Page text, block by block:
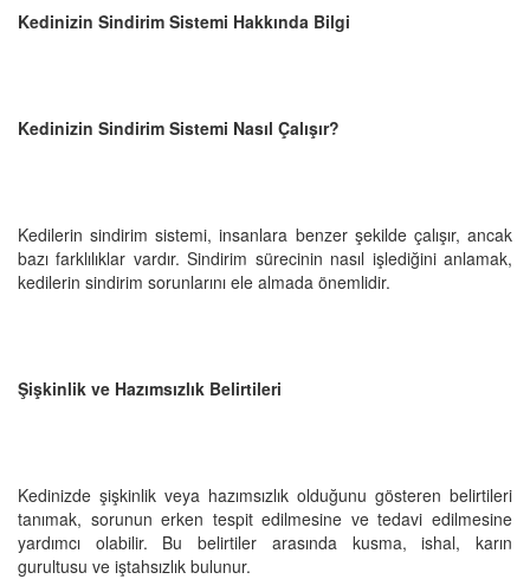
Kedinizin Sindirim Sistemi Hakkında Bilgi
Kedinizin Sindirim Sistemi Nasıl Çalışır?
Kedilerin sindirim sistemi, insanlara benzer şekilde çalışır, ancak
bazı farklılıklar vardır. Sindirim sürecinin nasıl işlediğini anlamak,
kedilerin sindirim sorunlarını ele almada önemlidir.
Şişkinlik ve Hazımsızlık Belirtileri
Kedinizde şişkinlik veya hazımsızlık olduğunu gösteren belirtileri
tanımak, sorunun erken tespit edilmesine ve tedavi edilmesine
yardımcı olabilir. Bu belirtiler arasında kusma, ishal, karın
gurultusu ve iştahsızlık bulunur.